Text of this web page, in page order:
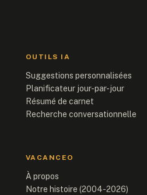
OUTILS IA
Suggestions personnalisées
Planificateur jour-par-jour
Résumé de carnet
Recherche conversationnelle
VACANCEO
À propos
Notre histoire (2004-2026)